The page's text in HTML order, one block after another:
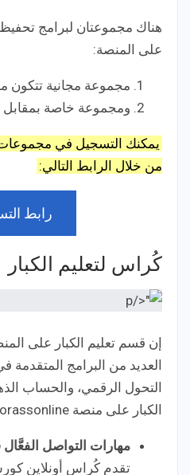
هناك مجموعتان لبرامج تحفيظ
على المنصة:
مجموعة مجانية تتكون من
ومجموعة خاصة
يمكنك التسجيل في مجموعات
من خلال الرابط التالي:
رابط
كُراس لتعليم الكبار
إن قسم تعليم الكبار على
العديد من البرامج المتقدمة
التحول الرقمي، والحساب
الكبار على منصة Korassonline:
مهارات التواصل
تقدم كُراس أونلاين